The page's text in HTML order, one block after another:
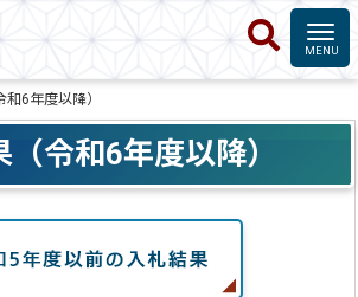
和6年度以降）
令和6年度以降）